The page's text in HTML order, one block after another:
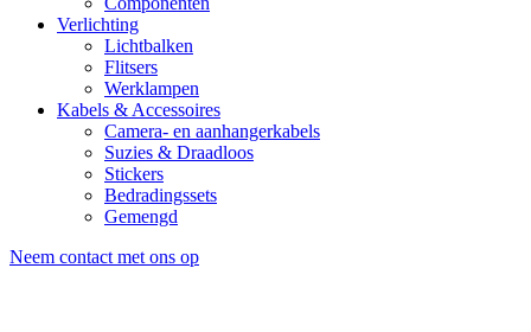
Verlichting
Lichtbalken
Flitsers
Werklampen
Kabels & Accessoires
Camera- en aanhangerkabels
Suzies & Draadloos
Stickers
Bedradingssets
Gemengd
Neem contact met ons op